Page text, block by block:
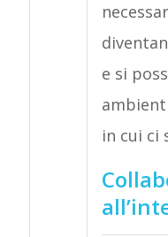
e si
in cui ci